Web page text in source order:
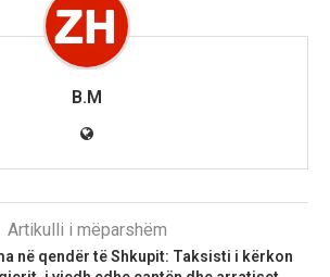
B.M
Artikulli i mëparshëm
në qendër të Shkupit: Taksisti i kërkon